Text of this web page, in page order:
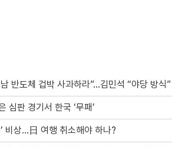
반도체 겁박 사과하라”…김민석 “야당 방식”
심판 경기서 한국 ‘무패’
비상…日 여행 취소해야 하나?